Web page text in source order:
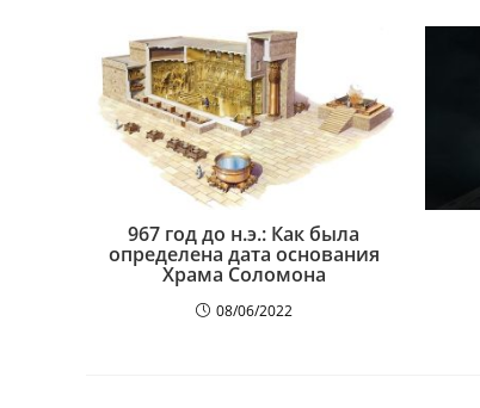
967 год до н.э.: Как была
определена дата основания
Храма Соломона
08/06/2022